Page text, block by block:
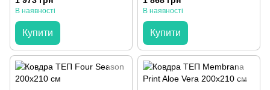
В наявності
Купити
В наявності
Купити